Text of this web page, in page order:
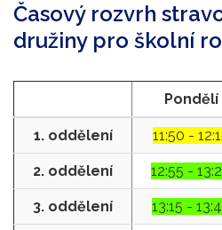
Časový rozvrh
družiny pro školní
Pondělí
1. oddělení 11:50 -
2. oddělení 12:55 -
3. oddělení 13:15 -